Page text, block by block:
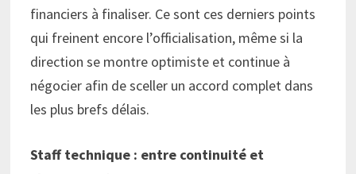
financiers à finaliser. Ce sont ces derniers points
qui freinent encore l’officialisation, même si la
direction se montre optimiste et continue à
négocier afin de sceller un accord complet dans
les plus brefs délais.
Staff technique : entre continuité et